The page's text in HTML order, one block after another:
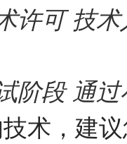
许可 技
阶段 通
术，建